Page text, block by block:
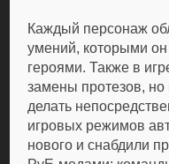
Каждый персонаж
умений, которыми он
героями. Также в
замены протезов,
делать
игровых режимов
нового и снабдили